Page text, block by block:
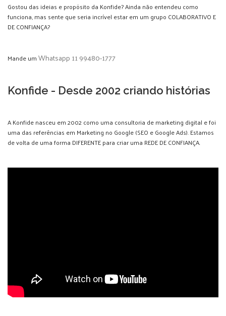
Gostou das ideias e propósito da Konfide? Ainda não entendeu como
funciona, mas sente que seria incrível estar em um grupo COLABORATIVO E
DE CONFIANÇA?
Mande umWhatsapp 11 99480-1777
Konfide - Desde 2002 criando histórias
A Konfide nasceu em 2002 como uma consultoria de marketing digital e foi
uma das referências em Marketing no Google (SEO e Google Ads). Estamos
de volta de uma forma DIFERENTE para criar uma REDE DE CONFIANÇA.